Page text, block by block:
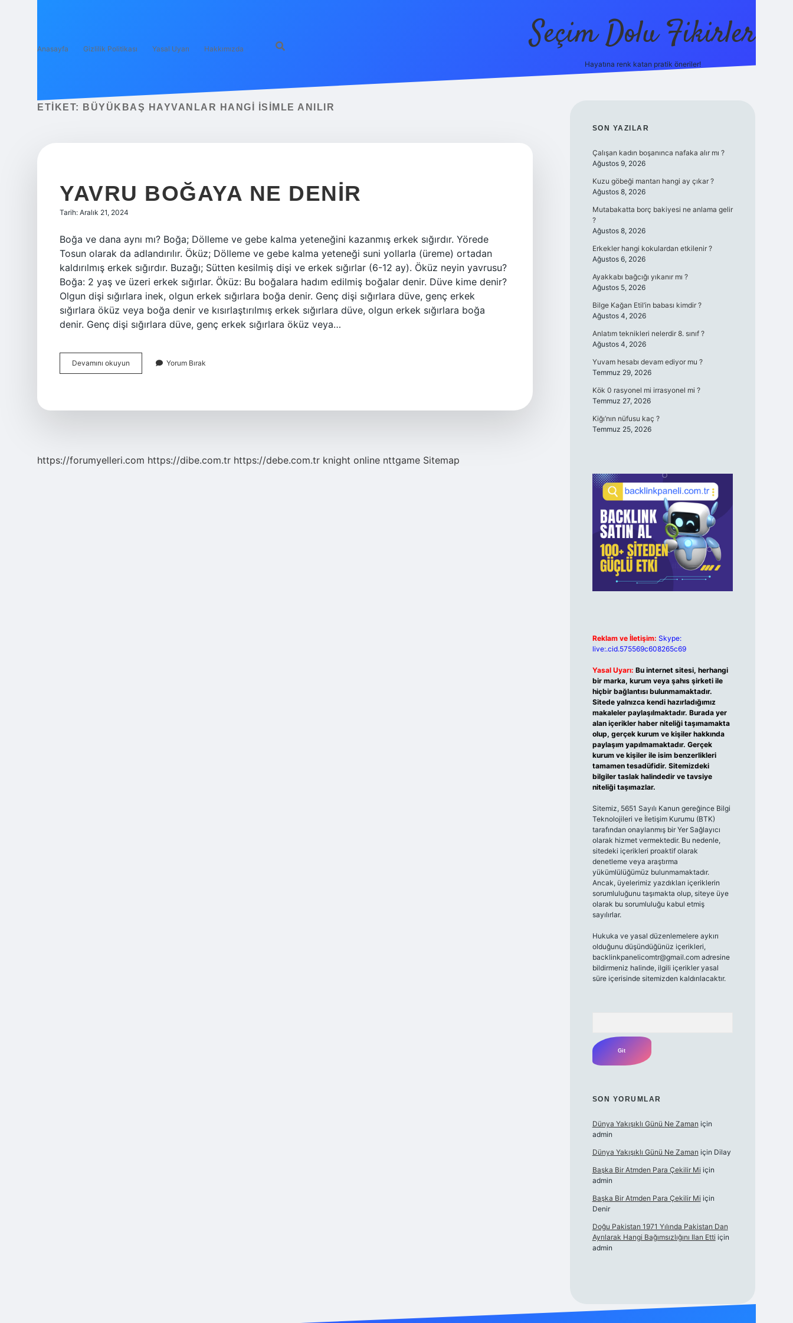
Anasayfa Gizlilik Politikası Yasal Uyarı Hakkımızda Seçim Dolu Fikirler
Hayatına renk katan pratik öneriler!
ETIKET: BÜYÜKBAŞ HAYVANLAR HANGI ISIMLE ANILIR
YAVRU BOĞAYA NE DENIR
Tarih: Aralık 21, 2024
Boğa ve dana aynı mı? Boğa; Dölleme ve gebe kalma yeteneğini kazanmış erkek sığırdır. Yörede
Tosun olarak da adlandırılır. Öküz; Dölleme ve gebe kalma yeteneği suni yollarla (üreme) ortadan
kaldırılmış erkek sığırdır. Buzağı; Sütten kesilmiş dişi ve erkek sığırlar (6-12 ay). Öküz neyin yavrusu?
Boğa: 2 yaş ve üzeri erkek sığırlar. Öküz: Bu boğalara hadım edilmiş boğalar denir. Düve kime denir?
Olgun dişi sığırlara inek, olgun erkek sığırlara boğa denir. Genç dişi sığırlara düve, genç erkek
sığırlara öküz veya boğa denir ve kısırlaştırılmış erkek sığırlara düve, olgun erkek sığırlara boğa
denir. Genç dişi sığırlara düve, genç erkek sığırlara öküz veya…
Devamını okuyun
Boğaya
Yorum Bırak
https://forumyelleri.com https://dibe.com.tr https://debe.com.tr knight online nttgame Sitemap
SIDEBAR
SON YAZILAR
Çalışan kadın boşanınca nafaka alır mı ?
Ağustos 9, 2026
Kuzu göbeği mantarı hangi ay çıkar ?
Ağustos 8, 2026
Mutabakatta borç bakiyesi ne anlama gelir
?
Ağustos 8, 2026
Erkekler hangi kokulardan etkilenir ?
Ağustos 6, 2026
Ayakkabı bağcığı yıkanır mı ?
Ağustos 5, 2026
Bilge Kağan Etil’in babası kimdir ?
Ağustos 4, 2026
Anlatım teknikleri nelerdir 8. sınıf ?
Ağustos 4, 2026
Yuvam hesabı devam ediyor mu ?
Temmuz 29, 2026
Kök 0 rasyonel mi irrasyonel mi ?
Temmuz 27, 2026
Kiğı’nın nüfusu kaç ?
Temmuz 25, 2026
Reklam ve İletişim: Skype:
live:.cid.575569c608265c69
Yasal Uyarı: Bu internet sitesi, herhangi
bir marka, kurum veya şahıs şirketi ile
hiçbir bağlantısı bulunmamaktadır.
Sitede yalnızca kendi hazırladığımız
makaleler paylaşılmaktadır. Burada yer
alan içerikler haber niteliği taşımamakta
olup, gerçek kurum ve kişiler hakkında
paylaşım yapılmamaktadır. Gerçek
kurum ve kişiler ile isim benzerlikleri
tamamen tesadüfidir. Sitemizdeki
bilgiler taslak halindedir ve tavsiye
niteliği taşımazlar.
Sitemiz, 5651 Sayılı Kanun gereğince Bilgi
Teknolojileri ve İletişim Kurumu (BTK)
tarafından onaylanmış bir Yer Sağlayıcı
olarak hizmet vermektedir. Bu nedenle,
sitedeki içerikleri proaktif olarak
denetleme veya araştırma
yükümlülüğümüz bulunmamaktadır.
Ancak, üyelerimiz yazdıkları içeriklerin
sorumluluğunu taşımakta olup, siteye üye
olarak bu sorumluluğu kabul etmiş
sayılırlar.
Hukuka ve yasal düzenlemelere aykırı
olduğunu düşündüğünüz içerikleri,
backlinkpanelicomtr@gmail.comadresine
bildirmeniz halinde, ilgili içerikler yasal
süre içerisinde sitemizden kaldırılacaktır.
SON YORUMLAR
Dünya Yakışıklı Günü Ne Zaman için
admin
Dünya Yakışıklı Günü Ne Zaman için Dilay
Başka Bir Atmden Para Çekilir Mi için
admin
Başka Bir Atmden Para Çekilir Mi için
Denir
Doğu Pakistan 1971 Yılında Pakistan Dan
Ayrılarak Hangi Bağımsızlığını Ilan Etti için
admin